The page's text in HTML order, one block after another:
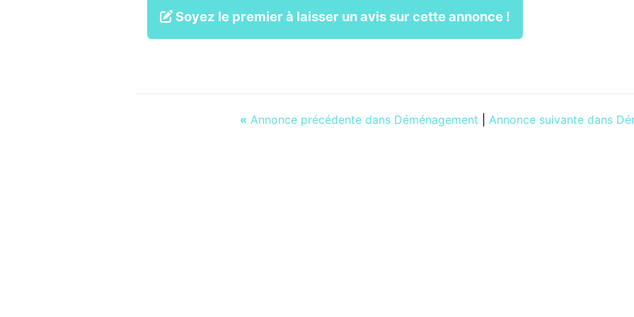
Soyez le premier à laisser un avis sur cette annonce !
« Annonce précédente dans Déménagement Annonce suivante dans